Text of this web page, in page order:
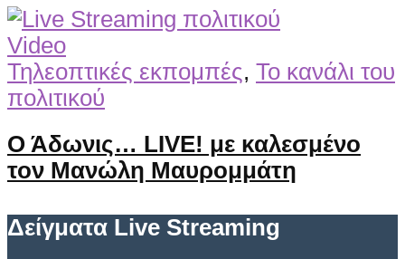
Video
Τηλεοπτικές εκπομπές, Το κανάλι του
πολιτικού
Ο Άδωνις… LIVE! με καλεσμένο
τον Μανώλη Μαυρομμάτη
Δείγματα Live Streaming